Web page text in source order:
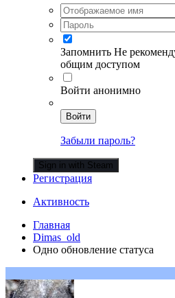
Запомнить Не
общим доступом
Войти анонимно
Войти
Забыли пароль?
Sign in with Steam
Регистрация
Активность
Главная
Dimas_old
Одно обновление статуса